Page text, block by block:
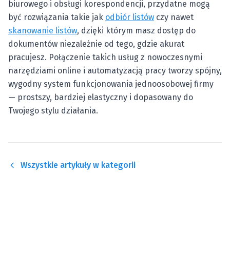
biurowego i obsługi korespondencji, przydatne mogą
być rozwiązania takie jak odbiór listów czy nawet
skanowanie listów, dzięki którym masz dostęp do
dokumentów niezależnie od tego, gdzie akurat
pracujesz. Połączenie takich usług z nowoczesnymi
narzędziami online i automatyzacją pracy tworzy spójny,
wygodny system funkcjonowania jednoosobowej firmy
— prostszy, bardziej elastyczny i dopasowany do
Twojego stylu działania.
Wszystkie artykuły w kategorii